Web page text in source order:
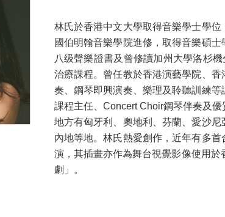
林氏於香港中文大學取得音樂學士學
國伯明翰音樂學院進修，取得音樂碩
八级聲樂證書及曾修讀加州大學洛杉
治療課程。曾任教於香港演藝學院、
奏、鋼琴即興演奏、樂理及聆聽訓練
課程主任、Concert Choir鋼琴伴奏及
地方有匈牙利、奧地利、芬蘭、愛沙
內地等地。林氏熱愛創作，近年有多
演，其插畫亦作為舞台視覺影像使用
劇」。